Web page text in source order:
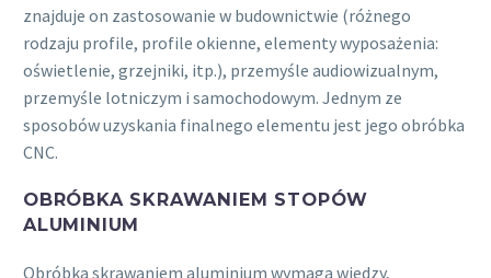
znajduje on zastosowanie w budownictwie (różnego
rodzaju profile, profile okienne, elementy wyposażenia:
oświetlenie, grzejniki, itp.), przemyśle audiowizualnym,
przemyśle lotniczym i samochodowym. Jednym ze
sposobów uzyskania finalnego elementu jest jego obróbka
CNC.
OBRÓBKA SKRAWANIEM STOPÓW
ALUMINIUM
Obróbka skrawaniem aluminium wymaga wiedzy,